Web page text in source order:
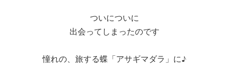
ついについに
出会ってしまったのです
憧れの、旅する蝶「アサギマダラ」に♪